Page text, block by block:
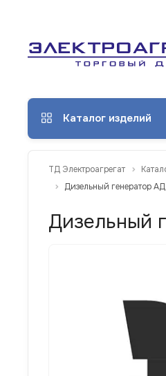
Каталог изделий
ТД Электроагрегат
Дизельный генератор
Дизельный